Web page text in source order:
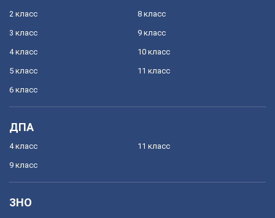
2 класс
3 класс
4 класс
5 класс
6 класс
8 класс
9 класс
10 класс
11 класс
ДПА
4 класс
9 класс
11 класс
ЗНО